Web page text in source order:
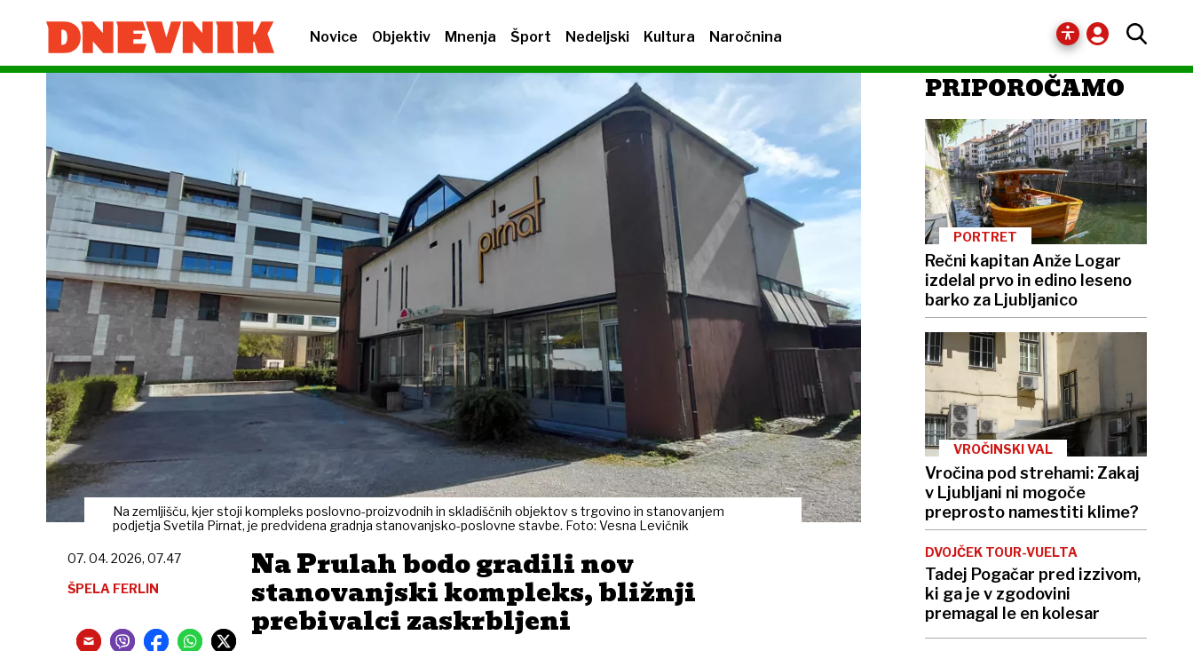
Novice Objektiv Mnenja Šport Nedeljski Kultura Naročnina
Na zemljišču, kjer stoji kompleks poslovno-proizvodnih in skladiščnih objektov s trgovino in stanovanjem
podjetja Svetila Pirnat, je predvidena gradnja stanovanjsko-poslovne stavbe. Foto: Vesna Levičnik
Na Prulah bodo gradili nov
stanovanjski kompleks, bližnji
prebivalci zaskrbljeni
07. 04. 2026, 07.47
ŠPELA FERLIN
PRIPOROČAMO
PORTRET
Rečni kapitan Anže Logar
izdelal prvo in edino leseno
barko za Ljubljanico
VROČINSKI VAL
Vročina pod strehami: Zakaj
v Ljubljani ni mogoče
preprosto namestiti klime?
DVOJČEK TOUR-VUELTA
Tadej Pogačar pred izzivom,
ki ga je v zgodovini
premagal le en kolesar